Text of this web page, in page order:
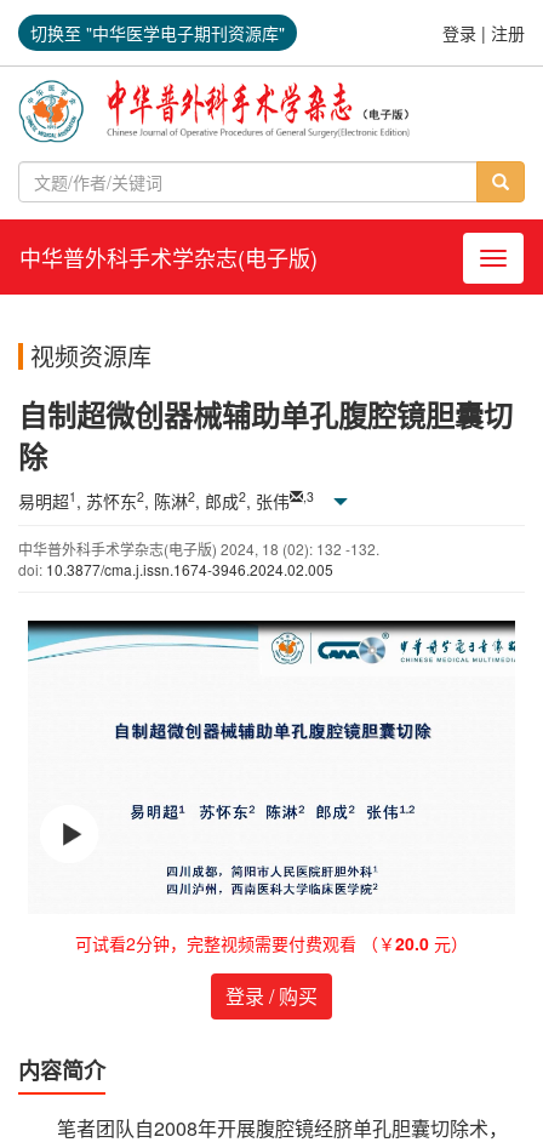
切换至 "中华医学电子期刊资源库" 登录 | 注册
导航
中华普外科手术学杂志(电子版)
视频资源库
自制超微创器械辅助单孔腹腔镜胆囊切
除
易明超1 , 苏怀东2, 陈淋2, 郎成2, 张伟 3
中华普外科手术学杂志(电子版) 2024, 18 (02): 132 -132.
doi: 10.3877/cma.j.issn.1674-3946.2024.02.005
可试看2分钟，完整视频需要付费观看 （￥20.0 元）
登录 / 购买
内容简介
笔者团队自2008年开展腹腔镜经脐单孔胆囊切除术，